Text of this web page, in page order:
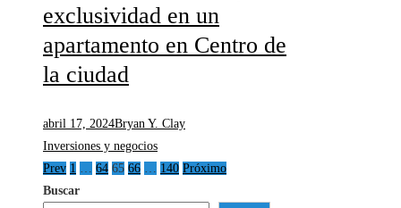
exclusividad en un
apartamento en Centro de
la ciudad
abril 17, 2024Bryan Y. Clay
Inversiones y negocios
Paginación
Prev 1 64 65 66 140 Próximo
Buscar